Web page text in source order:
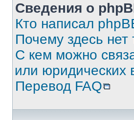
Сведения о
Кто написал
Почему здесь нет
С кем можно
или юридических
Перевод FAQ